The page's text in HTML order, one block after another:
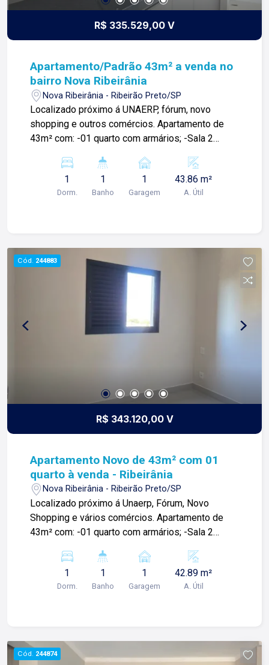
R$ 335.529,00 V
Apartamento/Padrão 43m² a venda no
bairro Nova Ribeirânia
Nova Ribeirânia - Ribeirão Preto/SP
Localizado próximo á UNAERP, fórum, novo
shopping e outros comércios. Apartamento de
43m² com: -01 quarto com armários; -Sala 2
Cozinha; -Área de serviço; -Armário planejado
com móveis de alta qualidade; -01 vaga de
garagem; Para mais informações e agendamento
1
Dorm.
1
Banho
1
Garagem
43.86 m²
A. Útil
Cód. 244883
R$ 343.120,00 V
Apartamento Novo de 43m² com 01
quarto à venda - Ribeirânia
Nova Ribeirânia - Ribeirão Preto/SP
Localizado próximo á Unaerp, Fórum, Novo
Shopping e vários comércios. Apartamento de
43m² com: -01 quarto com armários; -Sala 2
Cozinha; -Área de serviço; -Armário planejado
com móveis de alta qualidade; -01 vaga de
garagem; Para mais informações e agendamento
1
Dorm.
1
Banho
1
Garagem
42.89 m²
A. Útil
Cód. 244874